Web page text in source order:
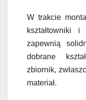
W trakcie
kształtowniki
zapewnią
dobrane
zbiornik,
materiał.